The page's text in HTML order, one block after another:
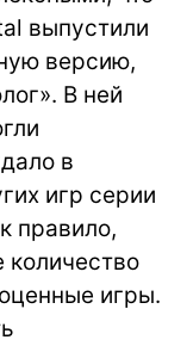
выпустили
версию,
В ней
в
игр серии
правило,
игры.